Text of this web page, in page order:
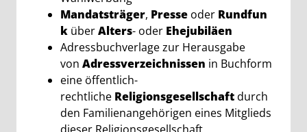
Mandatsträger, Presse oder Rundfun
k überAlters- oder Ehejubiläen
Adressbuchverlage zur Herausgabe
von Adressverzeichnissen in Buchform
eine öffentlich-
rechtliche Religionsgesellschaftdurch
den Familienangehörigen eines Mitglieds